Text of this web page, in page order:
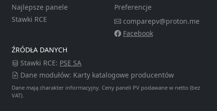
Najlepsze panele
Stawki RCE
Preferencje
comparepv@proton.me
Facebook
ŹRÓDŁA DANYCH
Stawki RCE: PSE SA
Dane modułów: Karty katalogowe producentów
Dane mają charakter informacyjny. Ceny paneli PV podawane w netto (bez
VAT).